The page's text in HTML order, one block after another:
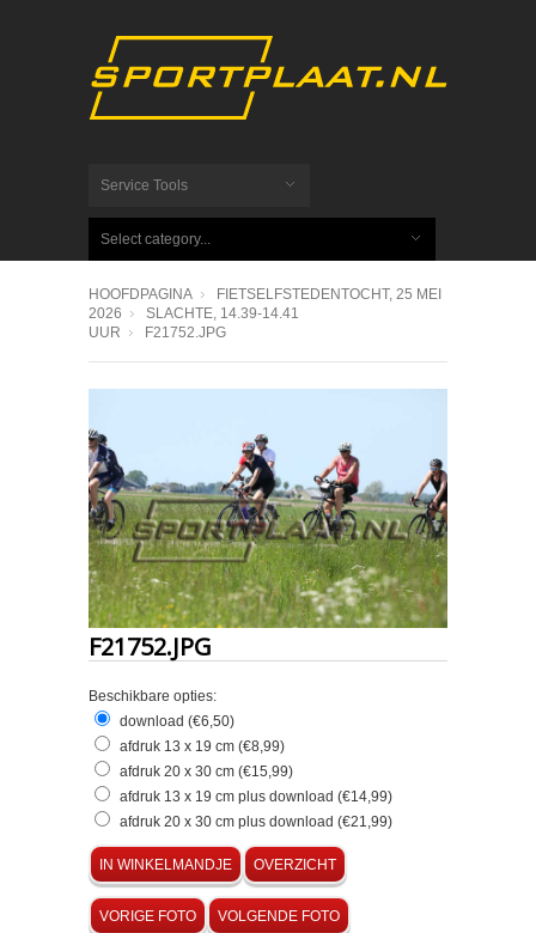
Service Tools
Select category...
HOOFDPAGINA
FIETSELFSTEDENTOCHT, 25 MEI
2026
SLACHTE, 14.39-14.41
UUR
F21752.JPG
F21752.JPG
Beschikbare opties:
download (€6,50)
afdruk 13 x 19 cm (€8,99)
afdruk 20 x 30 cm (€15,99)
afdruk 13 x 19 cm plus download (€14,99)
afdruk 20 x 30 cm plus download (€21,99)
IN WINKELMANDJE OVERZICHT
VORIGE FOTO VOLGENDE FOTO